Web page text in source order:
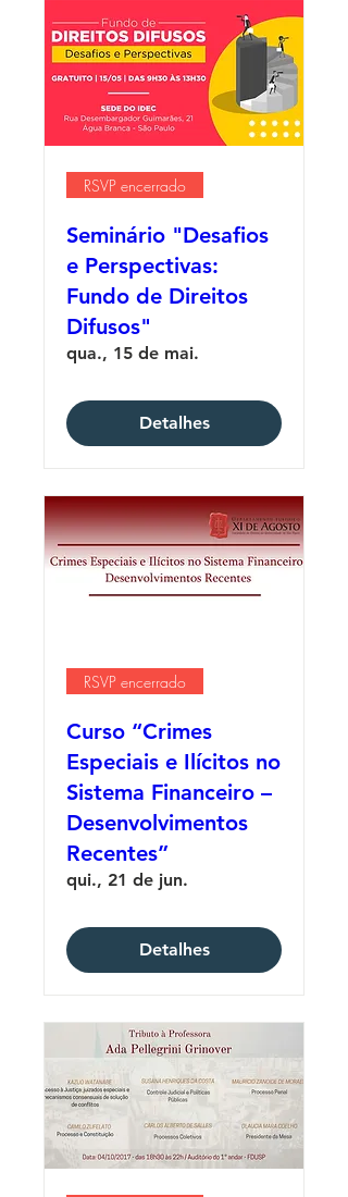
RSVP encerrado
Seminário "Desafios
e Perspectivas:
Fundo de Direitos
Difusos"
qua., 15 de mai.
Detalhes
RSVP encerrado
Curso “Crimes
Especiais e Ilícitos no
Sistema Financeiro –
Desenvolvimentos
Recentes”
qui., 21 de jun.
Detalhes